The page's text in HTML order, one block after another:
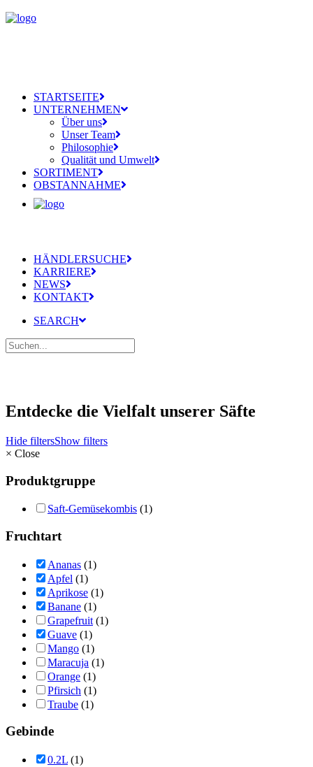
STARTSEITE
UNTERNEHMEN
Über uns
Unser Team
Philosophie
Qualität und Umwelt
SORTIMENT
OBSTANNAHME
HÄNDLERSUCHE
KARRIERE
NEWS
KONTAKT
SEARCH
Entdecke die Vielfalt unserer Säfte
Hide filtersShow filters
× Close
Produktgruppe
Saft-Gemüsekombis (1)
Fruchtart
Ananas (1)
Apfel (1)
Aprikose (1)
Banane (1)
Grapefruit (1)
Guave (1)
Mango (1)
Maracuja (1)
Orange (1)
Pfirsich (1)
Traube (1)
Gebinde
0.2L (1)